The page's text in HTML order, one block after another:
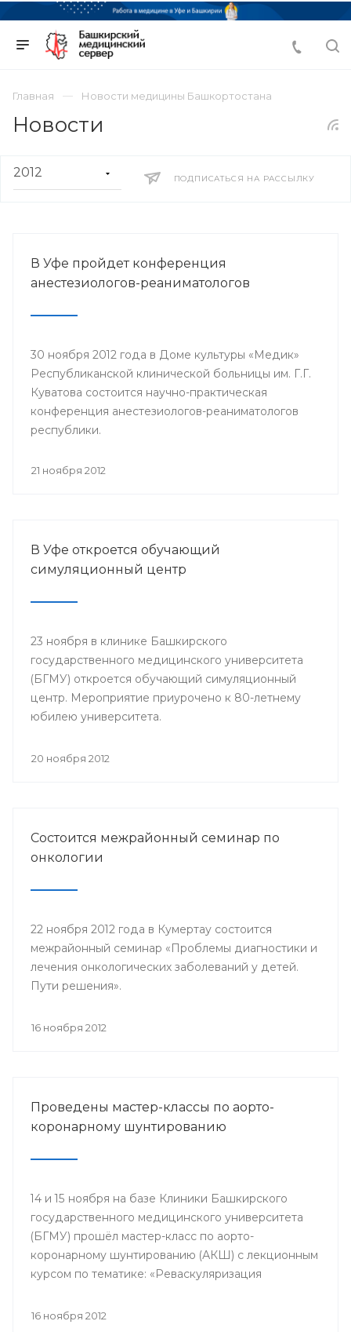
Главная Новости медицины Башкортостана
Новости
ПОДПИСАТЬСЯ НА РАССЫЛКУ
В Уфе пройдет конференция
анестезиологов-реаниматологов
30 ноября 2012 года в Доме культуры «Медик»
Республиканской клинической больницы им. Г.Г.
Куватова состоится научно-практическая
конференция анестезиологов-реаниматологов
республики.
21 ноября 2012
В Уфе откроется обучающий
симуляционный центр
23 ноября в клинике Башкирского
государственного медицинского университета
(БГМУ) откроется обучающий симуляционный
центр. Мероприятие приурочено к 80-летнему
юбилею университета.
20 ноября 2012
Состоится межрайонный семинар по
онкологии
22 ноября 2012 года в Кумертау состоится
межрайонный семинар «Проблемы диагностики и
лечения онкологических заболеваний у детей.
Пути решения».
16 ноября 2012
Проведены мастер-классы по аорто-
коронарному шунтированию
14 и 15 ноября на базе Клиники Башкирского
государственного медицинского университета
(БГМУ) прошёл мастер-класс по аорто-
коронарному шунтированию (АКШ) с лекционным
курсом по тематике: «Реваскуляризация
сердца». Обучающий мастер-класс был проведен
16 ноября 2012